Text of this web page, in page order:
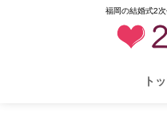
福岡の結婚式2
ト